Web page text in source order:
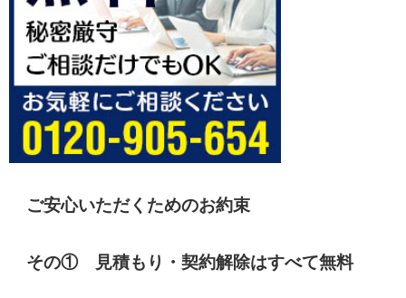
ご安心いただくためのお約束
その① 見積もり・契約解除はすべて無料